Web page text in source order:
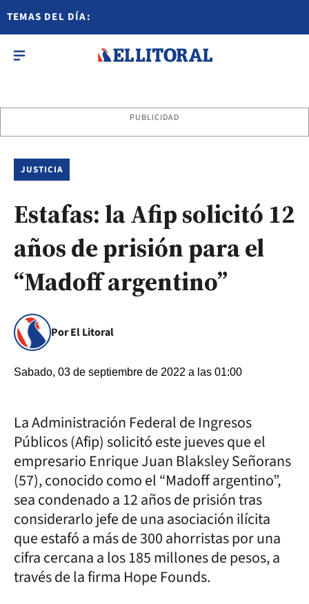
TEMAS DEL DÍA:
PUBLICIDAD
JUSTICIA
Estafas: la Afip solicitó 12
años de prisión para el
“Madoff argentino”
Por El Litoral
Sabado, 03 de septiembre de 2022 a las 01:00
La Administración Federal de Ingresos
Públicos (Afip) solicitó este jueves que el
empresario Enrique Juan Blaksley Señorans
(57), conocido como el “Madoff argentino”,
sea condenado a 12 años de prisión tras
considerarlo jefe de una asociación ilícita
que estafó a más de 300 ahorristas por una
cifra cercana a los 185 millones de pesos, a
través de la firma Hope Founds.